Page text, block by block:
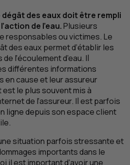
des eaux doit être rempli
de l’eau.Plusieurs
responsables ou victimes. Le
des eaux permet d’établir les
l’écoulement d’eau. Il
différentes informations
en cause et leur assureur
le plus souvent mis à
de l’assureur. Il est parfois
ligne depuis son espace client
situation parfois stressante et
importants dans le
il est important d’avoir une